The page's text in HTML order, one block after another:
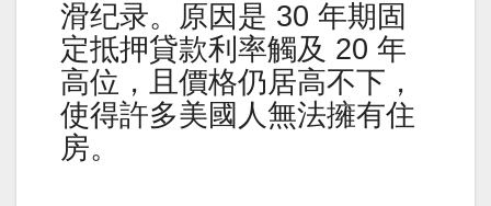
滑纪录。原因是 30 年期固
定抵押貸款利率觸及 20 年
高位，且價格仍居高不下，
使得許多美國人無法擁有住
房。